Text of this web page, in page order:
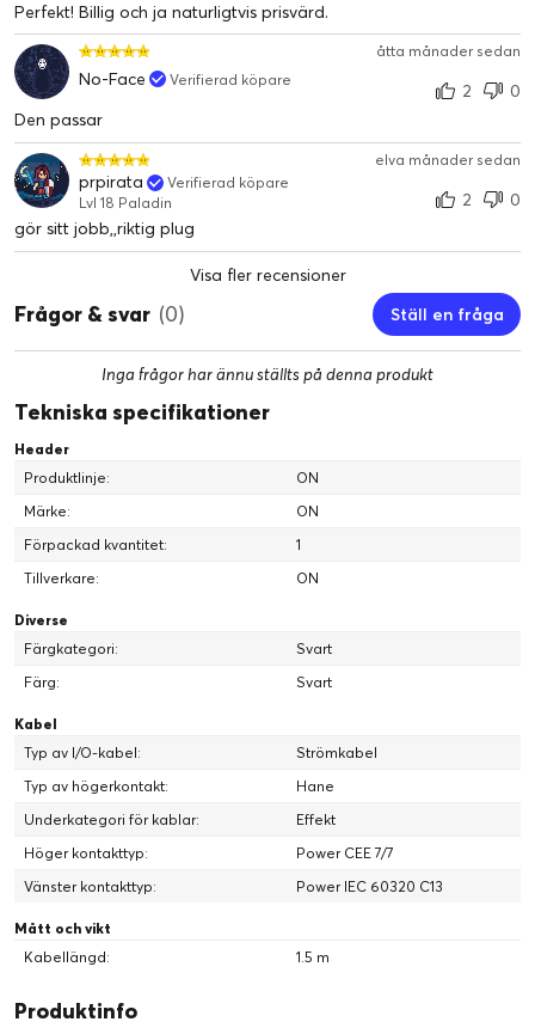
Perfekt! Billig och ja naturligtvis prisvärd.
åtta månader sedan
No-Face Verifierad köpare
2
0
Den passar
elva månader sedan
prpirata
Verifierad köpare
Lvl 18 Paladin
2
0
gör sitt jobb,,riktig plug
Visa fler recensioner
Frågor & svar (0) Ställ en fråga
Inga frågor har ännu ställts på denna produkt
Tekniska specifikationer
Header
Produktlinje:
ON
Märke:
ON
Förpackad kvantitet:
1
Tillverkare:
ON
Diverse
Färgkategori:
Svart
Färg:
Svart
Kabel
Typ av I/O-kabel:
Strömkabel
Typ av högerkontakt:
Hane
Underkategori för kablar:
Effekt
Höger kontakttyp:
Power CEE 7/7
Vänster kontakttyp:
Power IEC 60320 C13
Mått och vikt
Kabellängd:
1.5 m
Produktinfo